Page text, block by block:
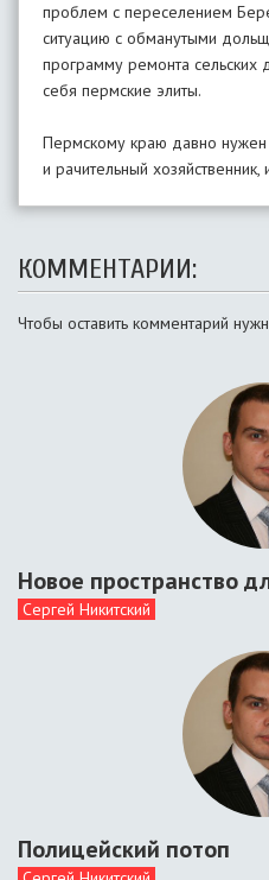
проблем с переселением
ситуацию с обманутыми
программу ремонта сельских
себя пермские элиты.
Пермскому краю давно
и рачительный
КОММЕНТАРИИ:
Чтобы оставить комментарий
Новое пространство
Сергей Никитский
Полицейский потоп